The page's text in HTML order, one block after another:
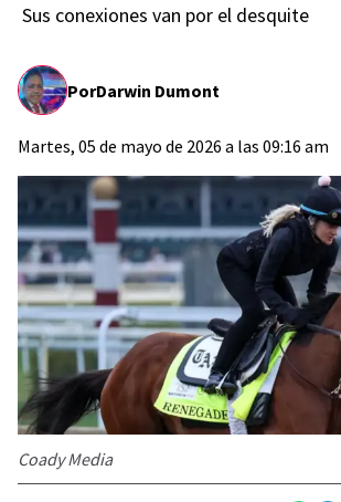
Sus conexiones van por el desquite
PorDarwin Dumont
Martes, 05 de mayo de 2026 a las 09:16 am
Coady Media